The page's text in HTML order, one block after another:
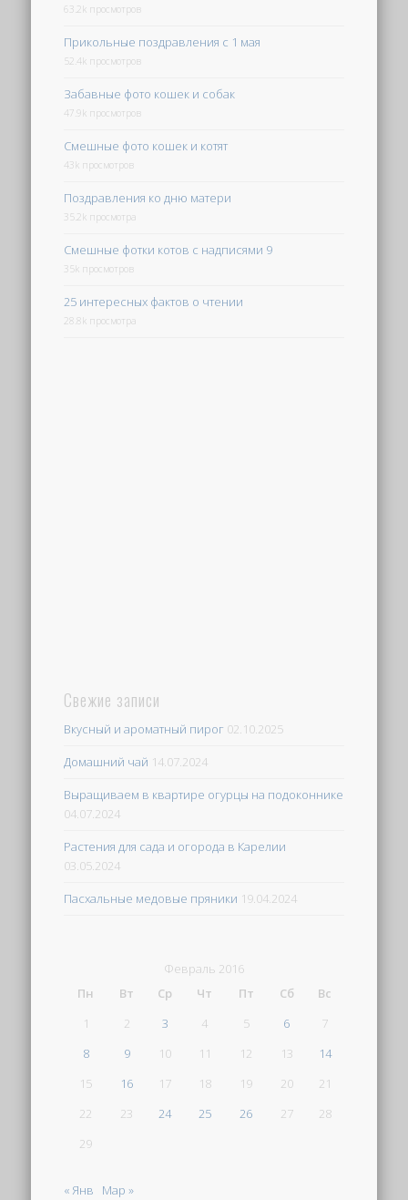
63.2k просмотров
Прикольные поздравления с 1 мая
52.4k просмотров
Забавные фото кошек и собак
47.9k просмотров
Смешные фото кошек и котят
43k просмотров
Поздравления ко дню матери
35.2k просмотра
Смешные фотки котов с надписями 9
35k просмотров
25 интересных фактов о чтении
28.8k просмотра
Свежие записи
Вкусный и ароматный пирог 02.10.2025
Домашний чай 14.07.2024
Выращиваем в квартире огурцы на подоконнике
04.07.2024
Растения для сада и огорода в Карелии
03.05.2024
Пасхальные медовые пряники 19.04.2024
Февраль 2016
Пн
Вт Ср Чт Пт Сб
Вс
1
2 3 4 5 6
7
8
9 10 11 12 13
14
15
16 17 18 19 20
21
22
23 24 25 26 27
28
29
« Янв Мар »